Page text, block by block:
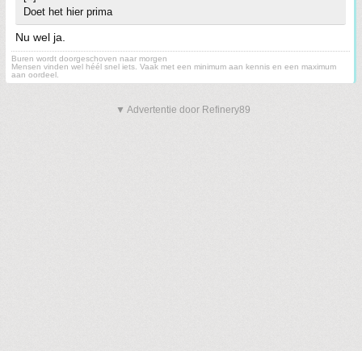
Doet het hier prima
Nu wel ja.
Buren wordt doorgeschoven naar morgen
Mensen vinden wel héél snel iets. Vaak met een minimum aan kennis en een maximum
aan oordeel.
▼ Advertentie door Refinery89